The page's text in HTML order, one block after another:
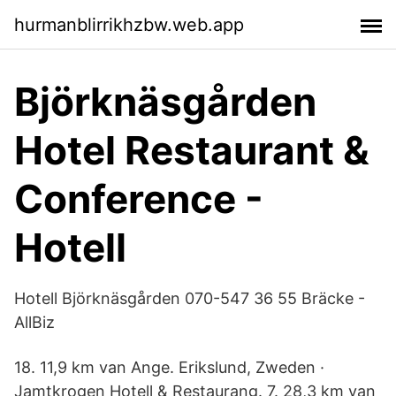
hurmanblirrikhzbw.web.app
Björknäsgården
Hotel Restaurant &
Conference -
Hotell
Hotell Björknäsgården 070-547 36 55 Bräcke -
AllBiz
18. 11,9 km van Ange. Erikslund, Zweden ·
Jamtkrogen Hotell & Restaurang. 7. 28,3 km van